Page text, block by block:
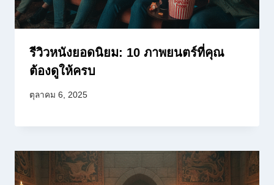
รีวิวหนังยอดนิยม: 10 ภาพยนตร์ที่คุณ
ต้องดูให้ครบ
ตุลาคม 6, 2025